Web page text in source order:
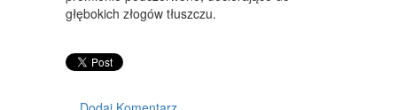
TRANSPORT
głębokich złogów tłuszczu.